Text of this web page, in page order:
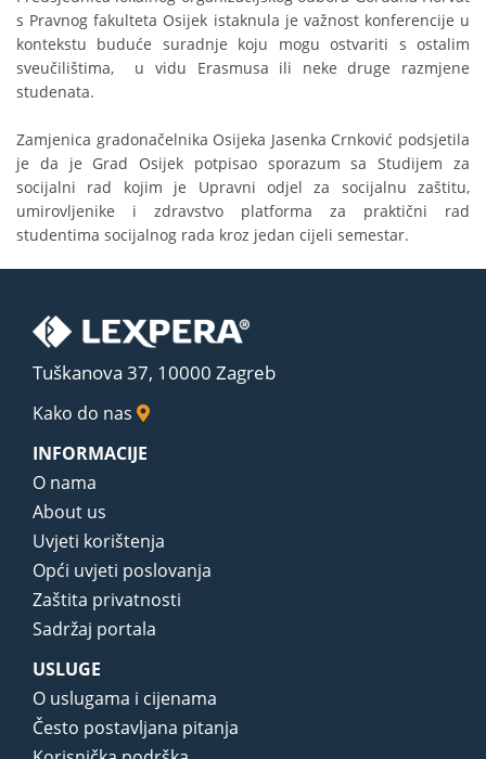
s Pravnog fakulteta Osijek istaknula je važnost konferencije u
kontekstu buduće suradnje koju mogu ostvariti s ostalim
sveučilištima, u vidu Erasmusa ili neke druge razmjene
studenata.
Zamjenica gradonačelnika Osijeka Jasenka Crnković podsjetila
je da je Grad Osijek potpisao sporazum sa Studijem za
socijalni rad kojim je Upravni odjel za socijalnu zaštitu,
umirovljenike i zdravstvo platforma za praktični rad
studentima socijalnog rada kroz jedan cijeli semestar.
Tuškanova 37, 10000 Zagreb
Kako do nas
INFORMACIJE
O nama
About us
Uvjeti korištenja
Opći uvjeti poslovanja
Zaštita privatnosti
Sadržaj portala
USLUGE
O uslugama i cijenama
Često postavljana pitanja